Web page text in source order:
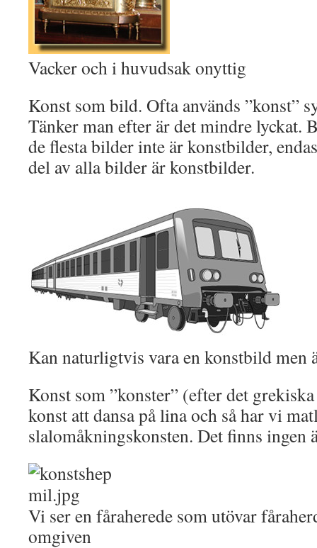
Vacker och i huvudsak onyttig
Konst som bild. Ofta används ”konst”
Tänker man efter är det mindre lyckat.
de flesta bilder inte är konstbilder,
del av alla bilder är konstbilder.
Kan naturligtvis vara en konstbild men
Konst som ”konster” (efter det
konst att dansa på lina och så har vi
slalomåkningskonsten. Det finns ingen
Vi ser en fåraherede som utövar
omgiven